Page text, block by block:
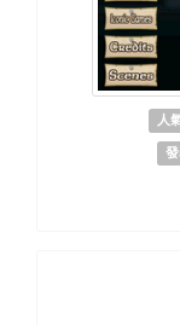
人